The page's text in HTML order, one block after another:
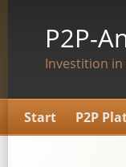
P2P-
Investition in
Start P2P